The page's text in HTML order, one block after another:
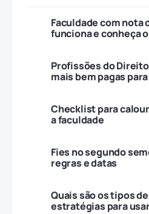
Faculdade com nota
funciona e conheça
Profissões do
mais bem pagas
Checklist para
a faculdade
Fies no segundo
regras e datas
Quais são os tipos
estratégias para